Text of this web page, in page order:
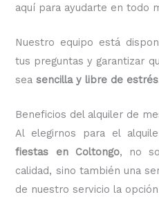
aquí para ayudarte en todo
Nuestro equipo está
tus preguntas y garantizar
seasencilla y libre de estrés
Beneficios del alquiler de
Al elegirnos para el
fiestas en Coltongo, no
calidad, sino también una
de nuestro servicio la